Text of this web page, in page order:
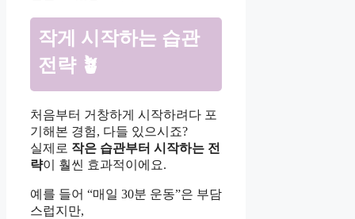
작게 시작하는 습관
전략 🪴
처음부터 거창하게 시작하려다 포
기해본 경험, 다들 있으시죠?
실제로 작은 습관부터 시작하는 전
략이 훨씬 효과적이에요.
예를 들어 “매일 30분 운동”은 부담
스럽지만,